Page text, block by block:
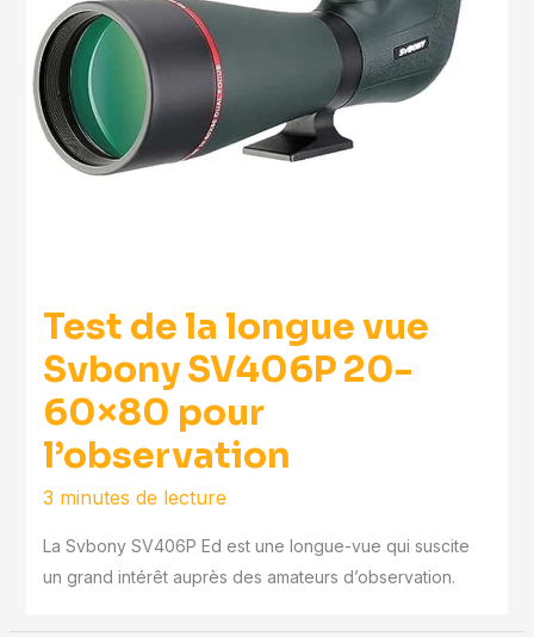
Test de la longue vue
Svbony SV406P 20-
60×80 pour
l’observation
3 minutes de lecture
La Svbony SV406P Ed est une longue-vue qui suscite
un grand intérêt auprès des amateurs d’observation.